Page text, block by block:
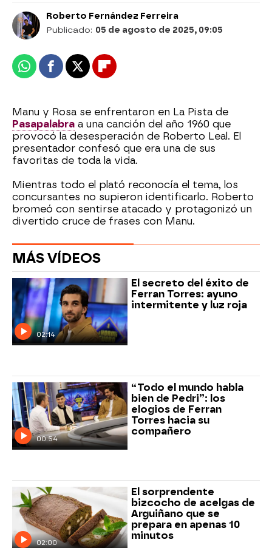
Roberto Fernández Ferreira
Publicado: 05 de agosto de 2025, 09:05
WhatsappFacebook
X Flipboard
Manu y Rosa se enfrentaron en La Pista de
Pasapalabra a una canción del año 1960 que
provocó la desesperación de Roberto Leal. El
presentador confesó que era una de sus
favoritas de toda la vida.
Mientras todo el plató reconocía el tema, los
concursantes no supieron identificarlo. Roberto
bromeó con sentirse atacado y protagonizó un
divertido cruce de frases con Manu.
MÁS VÍDEOS
02:14
El secreto del éxito de
Ferran Torres: ayuno
intermitente y luz roja
00:54
“Todo el mundo habla
bien de Pedri”: los
elogios de Ferran
Torres hacia su
compañero
02:00
El sorprendente
bizcocho de acelgas de
Arguiñano que se
prepara en apenas 10
minutos